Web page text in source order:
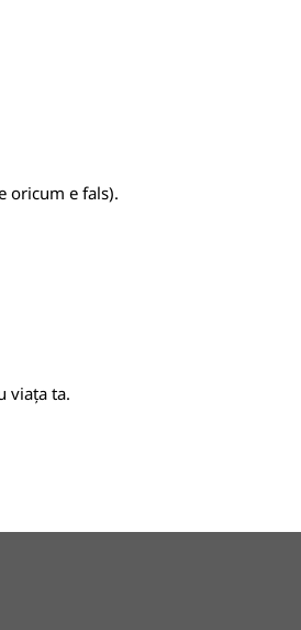
oricum e fals).
viața ta.